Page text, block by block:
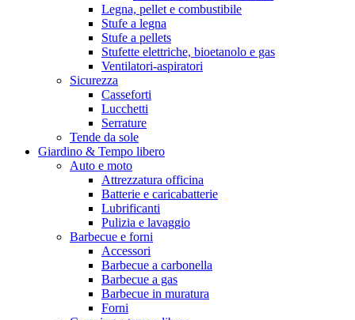
Legna, pellet e combustibile
Stufe a legna
Stufe a pellets
Stufette elettriche, bioetanolo e gas
Ventilatori-aspiratori
Sicurezza
Casseforti
Lucchetti
Serrature
Tende da sole
Giardino & Tempo libero
Auto e moto
Attrezzatura officina
Batterie e caricabatterie
Lubrificanti
Pulizia e lavaggio
Barbecue e forni
Accessori
Barbecue a carbonella
Barbecue a gas
Barbecue in muratura
Forni